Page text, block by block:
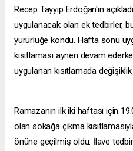
Recep Tayyip Erdoğan'ın
uygulanacak olan ek tedbirler,
yürürlüğe kondu. Hafta sonu
kısıtlaması aynen devam
uygulanan kısıtlamada değişiklik
Ramazanın ilk iki haftası için
olan sokağa çıkma
önüne geçilmiş oldu. İlave